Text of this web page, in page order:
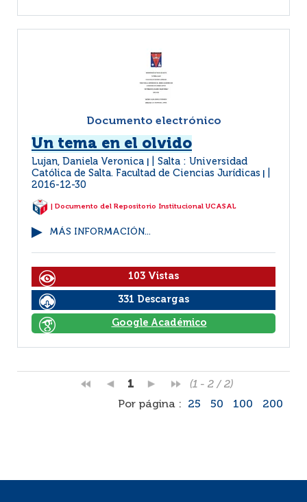
Documento electrónico
Un tema en el olvido
Lujan, Daniela Veronica
Salta : Universidad
Católica de Salta. Facultad de Ciencias Jurídicas
2016-12-30
| Documento del Repositorio Institucional UCASAL
MÁS INFORMACIÓN...
103 Vistas
331 Descargas
Google Académico
1
(1 - 2 / 2)
Por página :
25 50 100 200